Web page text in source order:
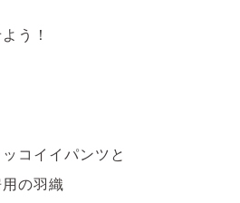
う！
コイイパンツと
の羽織